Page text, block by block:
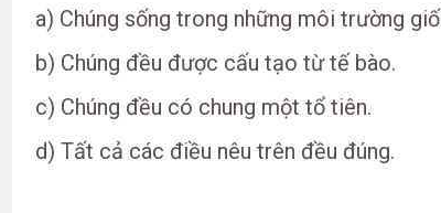
a) Chúng sống trong những môi trường
b) Chúng đều được cấu tạo từ tế bào.
c) Chúng đều có chung một tổ tiên.
d) Tất cả các điều nêu trên đều đúng.